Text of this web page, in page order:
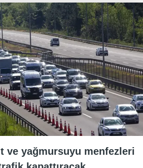
ve yağmursuyu menfezleri